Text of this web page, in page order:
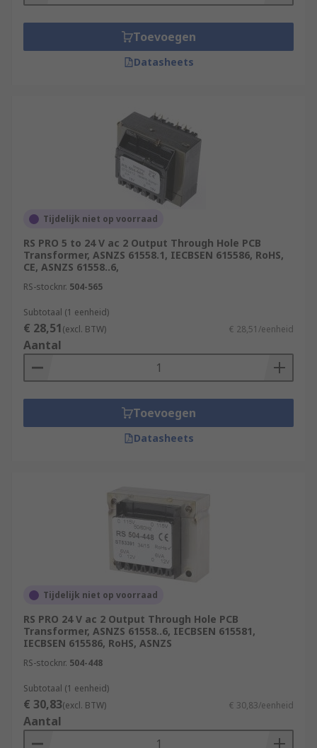
Toevoegen
Datasheets
Tijdelijk niet op voorraad
RS PRO 5 to 24 V ac 2 Output Through Hole PCB
Transformer, ASNZS 61558.1, IECBSEN 615586, RoHS,
CE, ASNZS 61558..6,
RS-stocknr. 504-565
Subtotaal (1 eenheid)
€ 28,51(excl. BTW) € 28,51/eenheid
Aantal
Toevoegen
Datasheets
Tijdelijk niet op voorraad
RS PRO 24 V ac 2 Output Through Hole PCB
Transformer, ASNZS 61558..6, IECBSEN 615581,
IECBSEN 615586, RoHS, ASNZS
RS-stocknr. 504-448
Subtotaal (1 eenheid)
€ 30,83(excl. BTW) € 30,83/eenheid
Aantal